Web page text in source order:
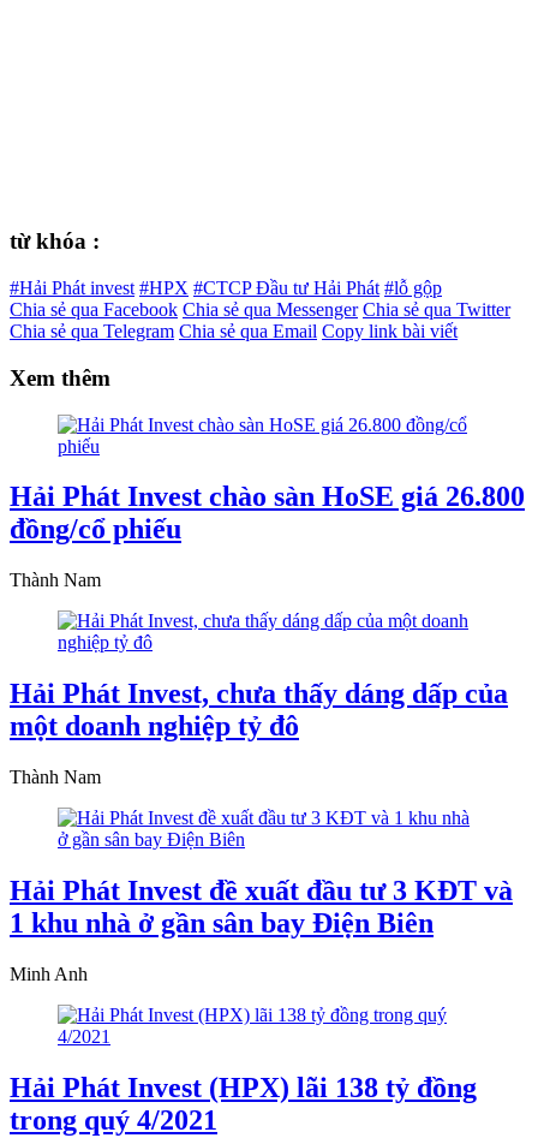
từ khóa :
#Hải Phát invest #HPX #CTCP Đầu tư Hải Phát #lỗ gộp
Chia sẻ qua Facebook Chia sẻ qua Messenger Chia sẻ qua Twitter
Chia sẻ qua Telegram Chia sẻ qua Email Copy link bài viết
Xem thêm
Hải Phát Invest chào sàn HoSE giá 26.800
đồng/cổ phiếu
Thành Nam
Hải Phát Invest, chưa thấy dáng dấp của
một doanh nghiệp tỷ đô
Thành Nam
Hải Phát Invest đề xuất đầu tư 3 KĐT và
1 khu nhà ở gần sân bay Điện Biên
Minh Anh
Hải Phát Invest (HPX) lãi 138 tỷ đồng
trong quý 4/2021